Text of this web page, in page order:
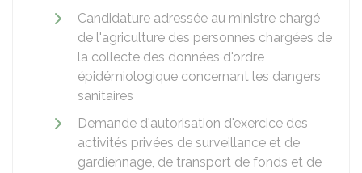
Candidature adressée au ministre chargé
de l'agriculture des personnes chargées de
la collecte des données d'ordre
épidémiologique concernant les dangers
sanitaires
Demande d'autorisation d'exercice des
activités privées de surveillance et de
gardiennage, de transport de fonds et de